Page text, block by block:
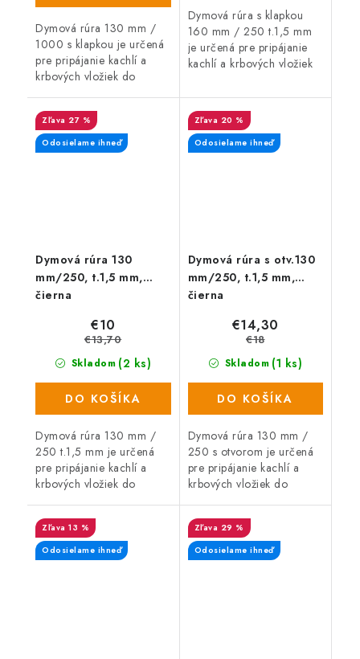
Dymová rúra 130 mm /
1000 s klapkou je určená
pre pripájanie kachlí a
krbových vložiek do
Dymová rúra s klapkou
160 mm / 250 t.1,5 mm
je určená pre pripájanie
kachlí a krbových vložiek
Dymová rúra 130
mm/250, t.1,5 mm,
čierna
27 %
Odosielame ihneď
Skladom (2 ks)
€10
€13,70
DO KOŠÍKA
Dymová rúra 130 mm /
250 t.1,5 mm je určená
pre pripájanie kachlí a
krbových vložiek do
Dymová rúra s otv.130
mm/250, t.1,5 mm,
čierna
20 %
Odosielame ihneď
Skladom (1 ks)
€14,30
€18
DO KOŠÍKA
Dymová rúra 130 mm /
250 s otvorom je určená
pre pripájanie kachlí a
krbových vložiek do
13 %
Odosielame ihneď
29 %
Odosielame ihneď